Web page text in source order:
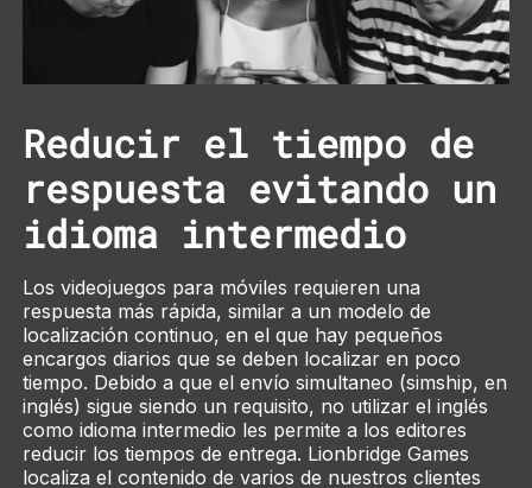
Reducir el tiempo de
respuesta evitando un
idioma intermedio
Los videojuegos para móviles requieren una
respuesta más rápida, similar a un modelo de
localización continuo, en el que hay pequeños
encargos diarios que se deben localizar en poco
tiempo. Debido a que el envío simultaneo (simship, en
inglés) sigue siendo un requisito, no utilizar el inglés
como idioma intermedio les permite a los editores
reducir los tiempos de entrega. Lionbridge Games
localiza el contenido de varios de nuestros clientes